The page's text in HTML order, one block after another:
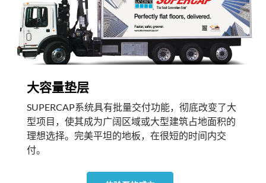
大容量垫层
SUPERCAP系统具有批量交付功能，彻底改变了大
型项目，使其成为广阔区域或大型建筑占地面积的
理想选择。完美平坦的地板，在很短的时间内交
付。